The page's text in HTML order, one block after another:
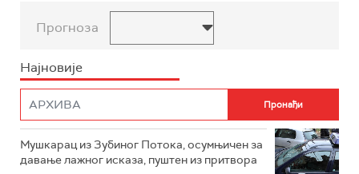
Прогноза
Најновије
Мушкарац из Зубиног Потока, осумњичен за
давање лажног исказа, пуштен из притвора